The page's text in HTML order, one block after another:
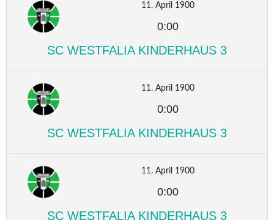
11. April 1900
0:00
SC WESTFALIA KINDERHAUS 3
11. April 1900
0:00
SC WESTFALIA KINDERHAUS 3
11. April 1900
0:00
SC WESTFALIA KINDERHAUS 3